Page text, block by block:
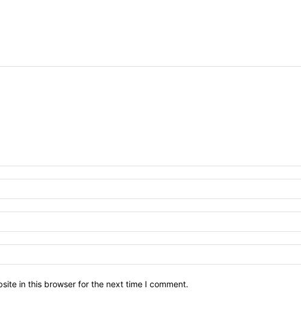
in this browser for the next time I comment.